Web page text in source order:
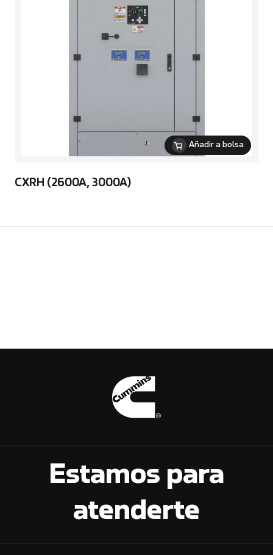
Añadir a bolsa
CXRH (2600A, 3000A)
Estamos para
atenderte